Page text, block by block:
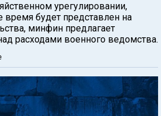
урегулировании,
будет представлен на
минфин предлагает
расходами военного ведомства.